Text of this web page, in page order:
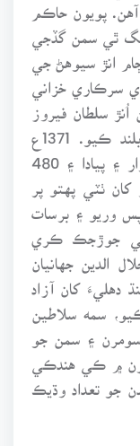
آهن. پويون حاڪم
ٿي سمن گڏجي
انڙ سيوهڻ جي
سرڪاري خزاني
سلطان فيروز
سلطان فيروز شاهه تغلق نوي هزار سوار ۽ پيادا ۽ 480
کان ٺٽي پهتو پر
وريو ۽ برسات
جوڙجڪ ڪري
الدين جهانيان
دهليءَ کان آزاد
ڪيو، سمه سلاطين
سومرن ۽ سمن جو
۾ ڪي هندڪي
جو تعداد وڌيڪ